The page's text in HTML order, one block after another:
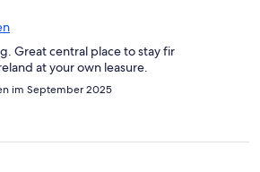
Great central place to stay fir
at your own leasure.
im September 2025